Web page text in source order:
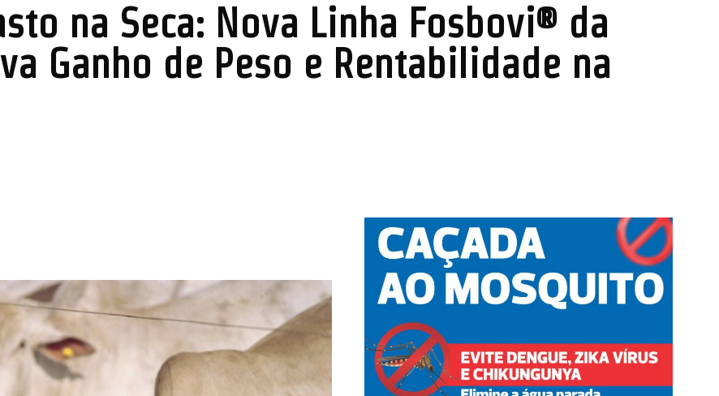
na Seca: Nova Linha Fosbovi® da
Ganho de Peso e Rentabilidade na